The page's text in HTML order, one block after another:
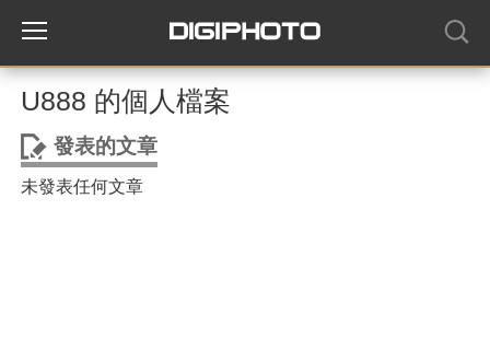
U888 的個人檔案
發表的文章
未發表任何文章